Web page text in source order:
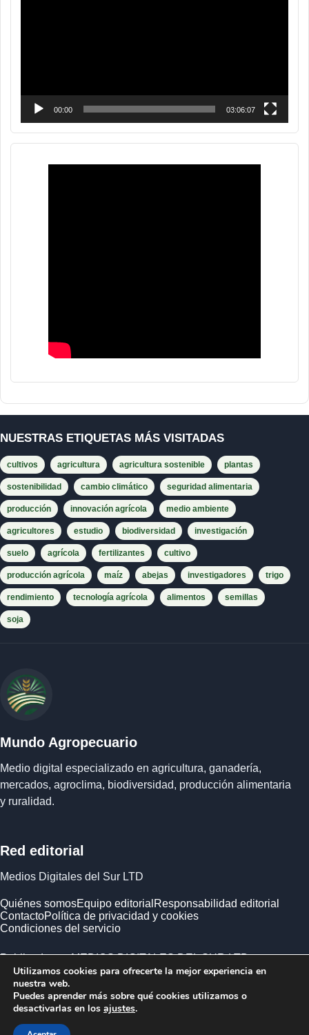
00:00 03:06:07
NUESTRAS ETIQUETAS MÁS VISITADAS
cultivos agricultura agricultura sostenible plantas
sostenibilidad cambio climático seguridad alimentaria
producción innovación agrícola medio ambiente
agricultores estudio biodiversidad investigación
suelo agrícola fertilizantes cultivo
producción agrícola maíz abejas investigadores trigo
rendimiento tecnología agrícola alimentos semillas
soja
Mundo Agropecuario
Medio digital especializado en agricultura, ganadería,
mercados, agroclima, biodiversidad, producción alimentaria
y ruralidad.
Red editorial
Medios Digitales del Sur LTD
Quiénes somosEquipo editorial Responsabilidad editorial
ContactoPolítica de privacidad y cookies
Condiciones del servicio
Publicado por MEDIOS DIGITALES DEL SUR LTD ·
Empresa registrada en Inglaterra y Gales.
Utilizamos cookies para ofrecerte la mejor experiencia en
nuestra web.
Puedes aprender más sobre qué cookies utilizamos o
desactivarlas en los ajustes.